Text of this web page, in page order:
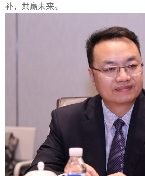
补，共赢未来。